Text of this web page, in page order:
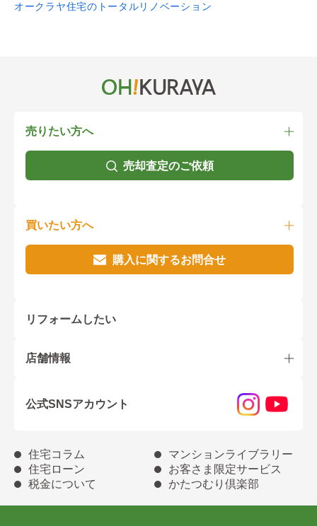
オークラヤ住宅のトータルリノベーション
売りたい方へ
売却査定のご依頼
買いたい方へ
購入に関するお問合せ
リフォームしたい
店舗情報
公式SNSアカウント
住宅コラム
マンションライブラリー
住宅ローン
お客さま限定サービス
税金について
かたつむり倶楽部